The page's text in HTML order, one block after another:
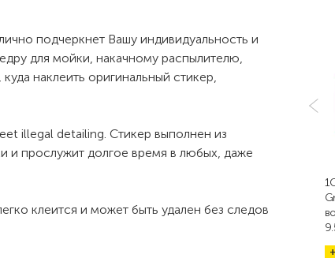
подчеркнет Вашу индивидуальность и
для мойки, накачному распылителю,
наклеить оригинальный стикер,
illegal detailing. Стикер выполнен из
и прослужит долгое время в любых, даже
клеится и может быть удален без следов